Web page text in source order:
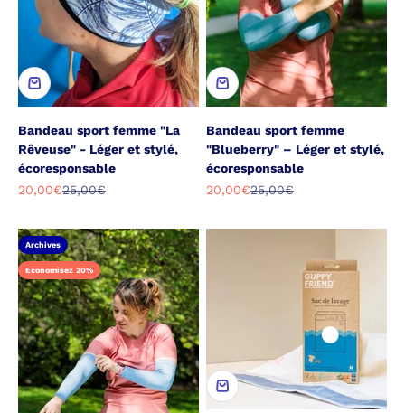
Bandeau sport femme "La
Rêveuse" - Léger et stylé,
écoresponsable
Prix de vente
20,00€Prix normal
25,00€
Bandeau sport femme
"Blueberry" – Léger et stylé,
écoresponsable
Prix de vente
20,00€Prix normal
25,00€
Archives
Economisez 20%